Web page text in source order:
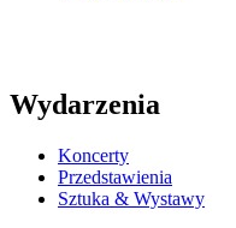
Wydarzenia
Koncerty
Przedstawienia
Sztuka & Wystawy